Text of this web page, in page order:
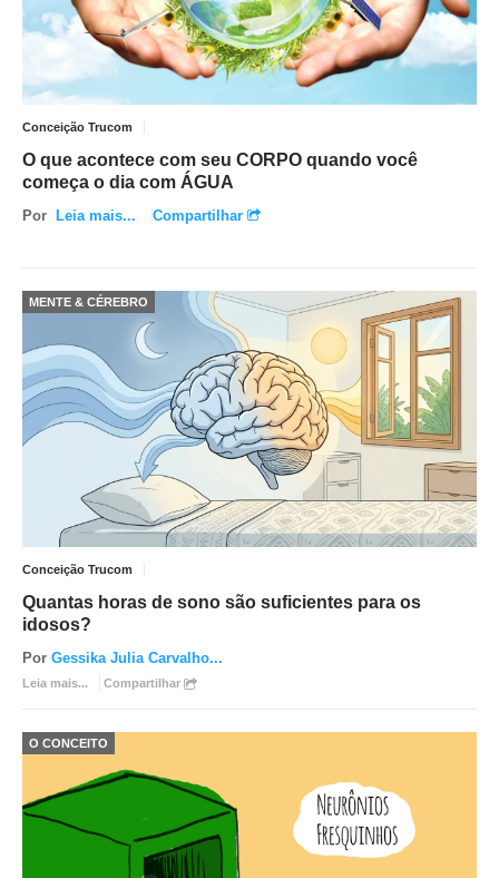
Conceição Trucom
O que acontece com seu CORPO quando você
começa o dia com ÁGUA
Por Leia mais... Compartilhar
MENTE & CÉREBRO
Conceição Trucom
Quantas horas de sono são suficientes para os
idosos?
Por Gessika Julia Carvalho...
Leia mais... Compartilhar
O CONCEITO